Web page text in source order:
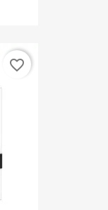
favorite_border